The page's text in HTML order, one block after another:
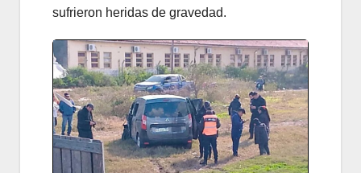
sufrieron heridas de gravedad.